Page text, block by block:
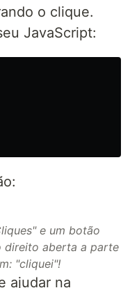
o clique.
JavaScript:
e um botão
direito aberta a parte
"cliquei"!
ajudar na